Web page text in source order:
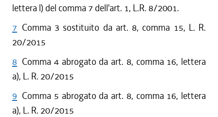
lettera l) del comma 7 dell'art. 1, L.R. 8/2001.
7 Comma 3 sostituito da art. 8, comma 15, L. R.
20/2015
8 Comma 4 abrogato da art. 8, comma 16, lettera
a), L. R. 20/2015
9 Comma 5 abrogato da art. 8, comma 16, lettera
a), L. R. 20/2015